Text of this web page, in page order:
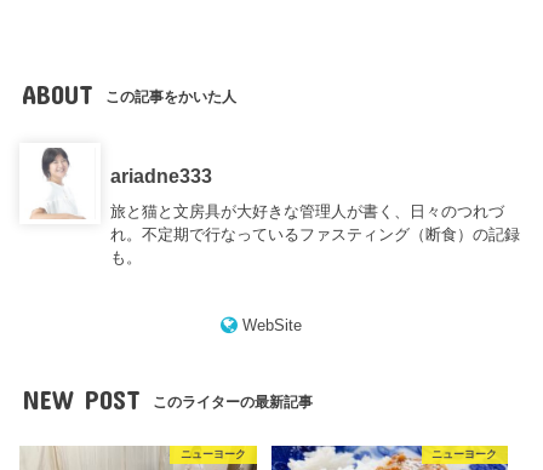
ABOUT この記事をかいた人
ariadne333
旅と猫と文房具が大好きな管理人が書く、日々のつれづ
れ。不定期で行なっているファスティング（断食）の記録
も。
WebSite
NEW POST このライターの最新記事
ニューヨーク ニューヨーク